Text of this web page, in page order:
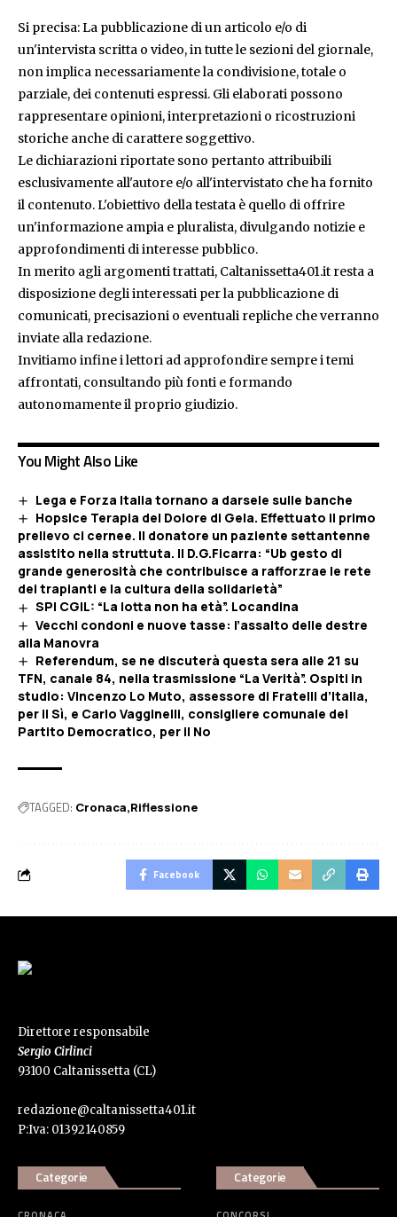
Si precisa: La pubblicazione di un articolo e/o di
un'intervista scritta o video, in tutte le sezioni del giornale,
non implica necessariamente la condivisione, totale o
parziale, dei contenuti espressi. Gli elaborati possono
rappresentare opinioni, interpretazioni o ricostruzioni
storiche anche di carattere soggettivo.
Le dichiarazioni riportate sono pertanto attribuibili
esclusivamente all'autore e/o all'intervistato che ha fornito
il contenuto. L'obiettivo della testata è quello di offrire
un'informazione ampia e pluralista, divulgando notizie e
approfondimenti di interesse pubblico.
In merito agli argomenti trattati, Caltanissetta401.it resta a
disposizione degli interessati per la pubblicazione di
comunicati, precisazioni o eventuali repliche che verranno
inviate alla redazione.
Invitiamo infine i lettori ad approfondire sempre i temi
affrontati, consultando più fonti e formando
autonomamente il proprio giudizio.
You Might Also Like
Lega e Forza Italia tornano a darsele sulle banche
Hopsice Terapia del Dolore di Gela. Effettuato il primo
prelievo ci cernee. Il donatore un paziente settantenne
assistito nella struttuta. Il D.G.Ficarra: “Ub gesto di
grande generosità che contribuisce a rafforzrae le rete
dei trapianti e la cultura della solidarietà”
SPI CGIL: “La lotta non ha età”. Locandina
Vecchi condoni e nuove tasse: l’assalto delle destre
alla Manovra
Referendum, se ne discuterà questa sera alle 21 su
TFN, canale 84, nella trasmissione “La Verità”. Ospiti in
studio: Vincenzo Lo Muto, assessore di Fratelli d’Italia,
per il Sì, e Carlo Vagginelli, consigliere comunale del
Partito Democratico, per il No
TAGGED: Cronaca Riflessione
Facebook
Direttore responsabile
Sergio Cirlinci
93100 Caltanissetta (CL)
redazione@caltanissetta401.it
P:Iva: 01392140859
Categorie Categorie